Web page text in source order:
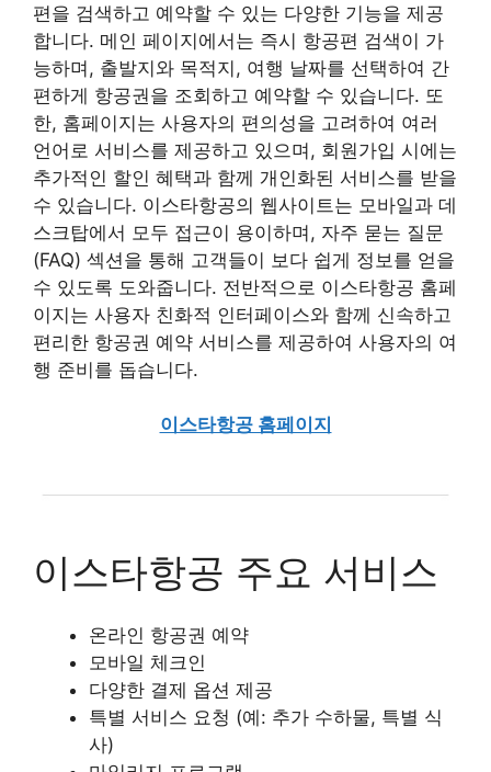
편을 검색하고 예약할 수 있는 다양한 기능을 제공
합니다. 메인 페이지에서는 즉시 항공편 검색이 가
능하며, 출발지와 목적지, 여행 날짜를 선택하여 간
편하게 항공권을 조회하고 예약할 수 있습니다. 또
한, 홈페이지는 사용자의 편의성을 고려하여 여러
언어로 서비스를 제공하고 있으며, 회원가입 시에는
추가적인 할인 혜택과 함께 개인화된 서비스를 받을
수 있습니다. 이스타항공의 웹사이트는 모바일과 데
스크탑에서 모두 접근이 용이하며, 자주 묻는 질문
(FAQ) 섹션을 통해 고객들이 보다 쉽게 정보를 얻을
수 있도록 도와줍니다. 전반적으로 이스타항공 홈페
이지는 사용자 친화적 인터페이스와 함께 신속하고
편리한 항공권 예약 서비스를 제공하여 사용자의 여
행 준비를 돕습니다.
이스타항공 홈페이지
이스타항공 주요 서비스
온라인 항공권 예약
모바일 체크인
다양한 결제 옵션 제공
특별 서비스 요청 (예: 추가 수하물, 특별 식
사)